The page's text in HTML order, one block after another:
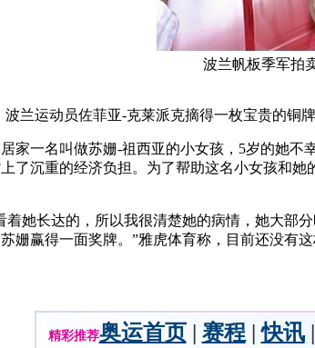
波兰帆板季军拍
运动员佐菲亚-克莱派克摘得一枚宝贵的铜
一名叫做苏姗-祖西亚的小女孩，5岁的她不
了沉重的经济负担。为了帮助这名小女孩和
长达的，所以我很清楚她的病情，她大部
姗赢得一面奖牌。”雅虎体育称，目前还没有
精彩推荐奥运首页| 赛程|快讯|